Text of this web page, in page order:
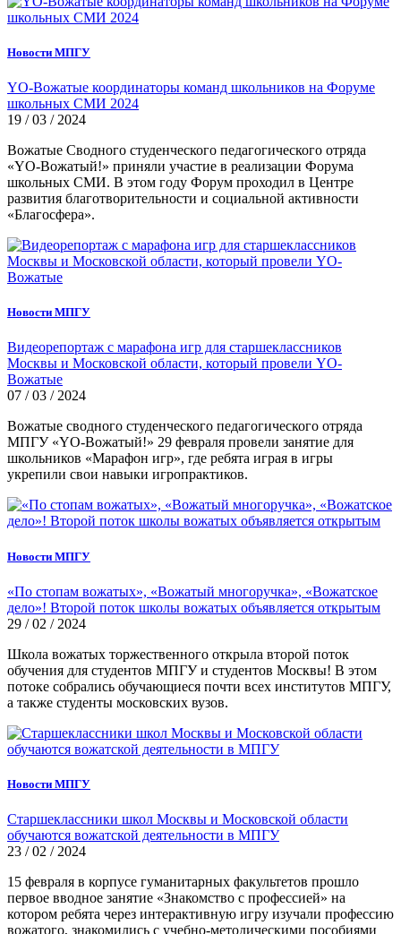
Новости МПГУ
YO-Вожатые координаторы команд школьников на Форуме
школьных СМИ 2024
19 / 03 / 2024
Вожатые Сводного студенческого педагогического отряда
«YO-Вожатый!» приняли участие в реализации Форума
школьных СМИ. В этом году Форум проходил в Центре
развития благотворительности и социальной активности
«Благосфера».
Новости МПГУ
Видеорепортаж с марафона игр для старшеклассников
Москвы и Московской области, который провели YO-
Вожатые
07 / 03 / 2024
Вожатые сводного студенческого педагогического отряда
МПГУ «YO-Вожатый!» 29 февраля провели занятие для
школьников «Марафон игр», где ребята играя в игры
укрепили свои навыки игропрактиков.
Новости МПГУ
«По стопам вожатых», «Вожатый многоручка», «Вожатское
дело»! Второй поток школы вожатых объявляется открытым
29 / 02 / 2024
Школа вожатых торжественного открыла второй поток
обучения для студентов МПГУ и студентов Москвы! В этом
потоке собрались обучающиеся почти всех институтов МПГУ,
а также студенты московских вузов.
Новости МПГУ
Старшеклассники школ Москвы и Московской области
обучаются вожатской деятельности в МПГУ
23 / 02 / 2024
15 февраля в корпусе гуманитарных факультетов прошло
первое вводное занятие «Знакомство с профессией» на
котором ребята через интерактивную игру изучали профессию
вожатого, знакомились с учебно-методическими пособиями